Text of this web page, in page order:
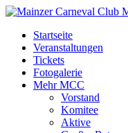
Startseite
Veranstaltungen
Tickets
Fotogalerie
Mehr MCC
Vorstand
Komitee
Aktive